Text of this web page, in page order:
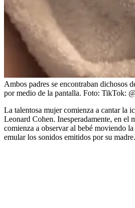
Ambos padres se encontraban dichosos
por medio de la pantalla. Foto: TikTok:
La talentosa mujer comienza a cantar la
Leonard Cohen. Inesperadamente, en el
comienza a observar al bebé moviendo
emular los sonidos emitidos por su madre.